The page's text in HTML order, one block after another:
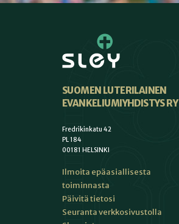
SUOMEN LUTERILAINEN
EVANKELIUMIYHDISTYS RY
Fredrikinkatu 42
PL 184
00181 HELSINKI
Ilmoita epäasiallisesta
toiminnasta
Päivitä tietosi
Seuranta verkkosivustolla